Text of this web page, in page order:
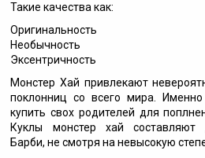
Такие качества как:
Оригинальность
Необычность
Эксентричность
Монстер Хай привлекают
поклонниц со всего мира.
купить свох родителей для
Куклы монстер хай составляют
Барби, не смотря на невысокую